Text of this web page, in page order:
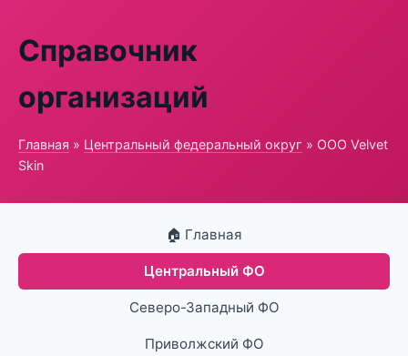
Справочник
организаций
Главная » Центральный федеральный округ » ООО Velvet
Skin
🏠 Главная
Центральный ФО
Северо-Западный ФО
Приволжский ФО